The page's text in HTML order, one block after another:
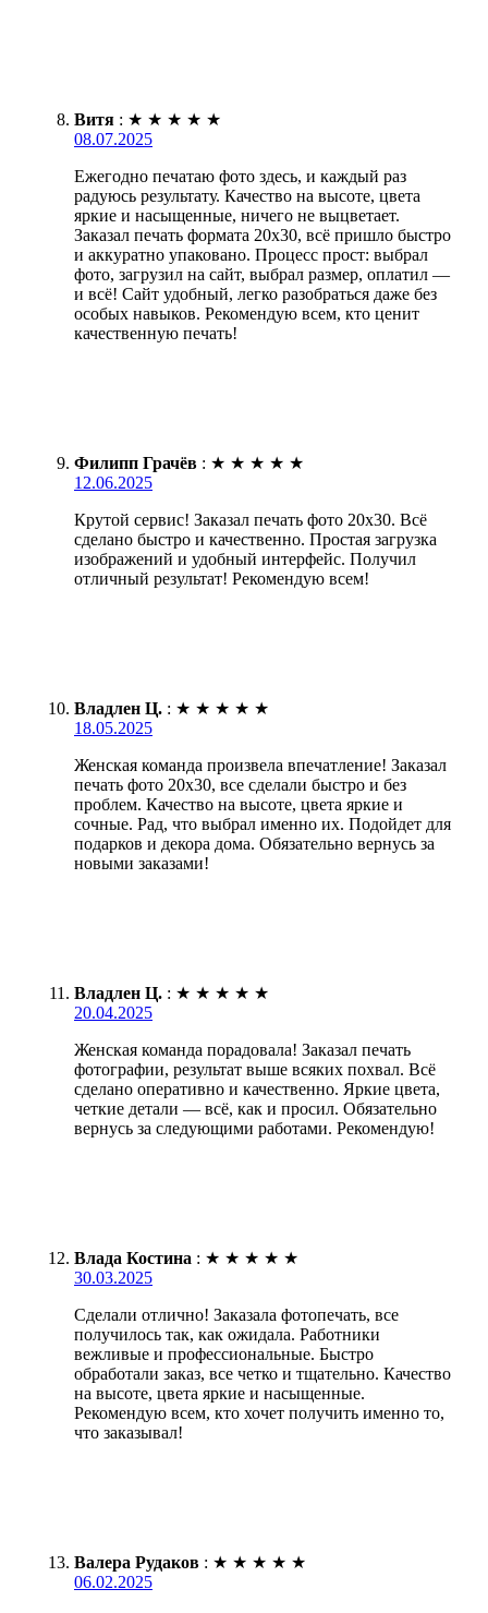
Витя : ★ ★ ★ ★ ★
08.07.2025
Ежегодно печатаю фото здесь, и каждый раз
радуюсь результату. Качество на высоте, цвета
яркие и насыщенные, ничего не выцветает.
Заказал печать формата 20х30, всё пришло быстро
и аккуратно упаковано. Процесс прост: выбрал
фото, загрузил на сайт, выбрал размер, оплатил —
и всё! Сайт удобный, легко разобраться даже без
особых навыков. Рекомендую всем, кто ценит
качественную печать!
Филипп Грачёв : ★ ★ ★ ★ ★
12.06.2025
Крутой сервис! Заказал печать фото 20х30. Всё
сделано быстро и качественно. Простая загрузка
изображений и удобный интерфейс. Получил
отличный результат! Рекомендую всем!
Владлен Ц. : ★ ★ ★ ★ ★
18.05.2025
Женская команда произвела впечатление! Заказал
печать фото 20х30, все сделали быстро и без
проблем. Качество на высоте, цвета яркие и
сочные. Рад, что выбрал именно их. Подойдет для
подарков и декора дома. Обязательно вернусь за
новыми заказами!
Владлен Ц. : ★ ★ ★ ★ ★
20.04.2025
Женская команда порадовала! Заказал печать
фотографии, результат выше всяких похвал. Всё
сделано оперативно и качественно. Яркие цвета,
четкие детали — всё, как и просил. Обязательно
вернусь за следующими работами. Рекомендую!
Влада Костина : ★ ★ ★ ★ ★
30.03.2025
Сделали отлично! Заказала фотопечать, все
получилось так, как ожидала. Работники
вежливые и профессиональные. Быстро
обработали заказ, все четко и тщательно. Качество
на высоте, цвета яркие и насыщенные.
Рекомендую всем, кто хочет получить именно то,
что заказывал!
Валера Рудаков : ★ ★ ★ ★ ★
06.02.2025